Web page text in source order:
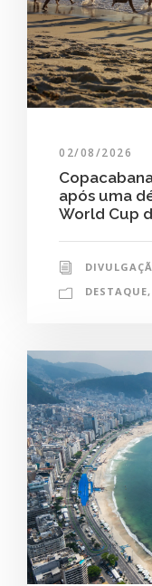
02/08/2026
após uma
World Cup
DESTAQUE,